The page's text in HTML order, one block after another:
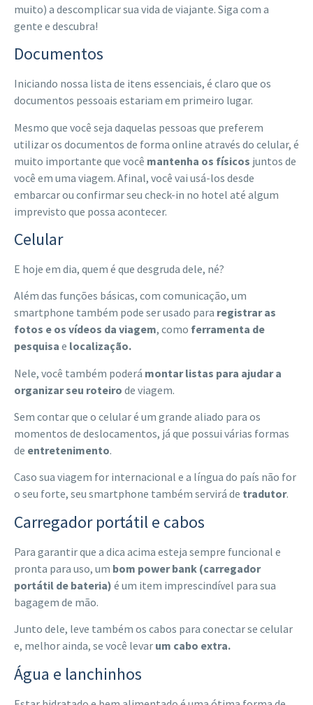
muito) a descomplicar sua vida de viajante. Siga com a
gente e descubra!
Documentos
Iniciando nossa lista de itens essenciais, é claro que os
documentos pessoais estariam em primeiro lugar.
Mesmo que você seja daquelas pessoas que preferem
utilizar os documentos de forma online através do celular, é
muito importante que você mantenha os físicos juntos de
você em uma viagem. Afinal, você vai usá-los desde
embarcar ou confirmar seu check-in no hotel até algum
imprevisto que possa acontecer.
Celular
E hoje em dia, quem é que desgruda dele, né?
Além das funções básicas, com comunicação, um
smartphone também pode ser usado para registrar as
fotos e os vídeos da viagem, como ferramenta de
pesquisa e localização.
Nele, você também poderá montar listas para ajudar a
organizar seu roteiro de viagem.
Sem contar que o celular é um grande aliado para os
momentos de deslocamentos, já que possui várias formas
de entretenimento.
Caso sua viagem for internacional e a língua do país não for
o seu forte, seu smartphone também servirá de tradutor.
Carregador portátil e cabos
Para garantir que a dica acima esteja sempre funcional e
pronta para uso, um bom power bank (carregador
portátil de bateria) é um item imprescindível para sua
bagagem de mão.
Junto dele, leve também os cabos para conectar se celular
e, melhor ainda, se você levar um cabo extra.
Água e lanchinhos